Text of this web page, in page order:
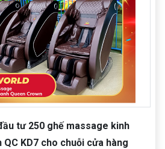
tư 250 ghế massage kinh
KD7 cho chuỗi cửa hàng